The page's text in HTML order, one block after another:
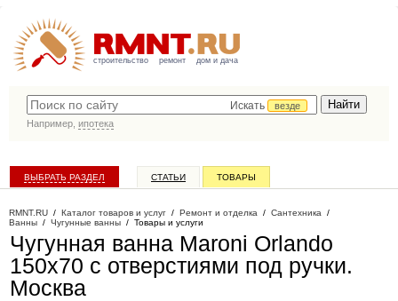
строительство ремонт дом и дача
Искать
везде
Например, ипотека
ВЫБРАТЬ РАЗДЕЛ СТАТЬИ ТОВАРЫ
RMNT.RU / Каталог товаров и услуг / Ремонт и отделка / Сантехника /
Ванны / Чугунные ванны / Товары и услуги
Чугунная ванна Maroni Orlando
150x70 с отверстиями под ручки.
Москва